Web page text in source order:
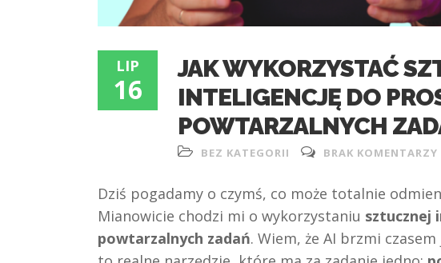
LIP
16
JAK WYKORZYSTAĆ
INTELIGENCJĘ DO
POWTARZALNYCH
BEZ KATEGORII BRAK KOMENTARZY
Dziś pogadamy o czymś, co może totalnie
Mianowicie chodzi mi o wykorzystaniu sztucznej
powtarzalnych zadań. Wiem, że AI brzmi